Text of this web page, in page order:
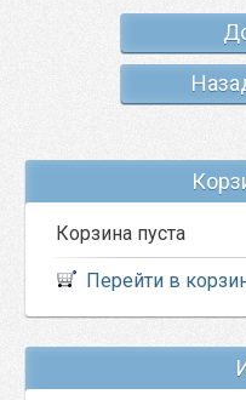
Корзина пуста
Перейти в